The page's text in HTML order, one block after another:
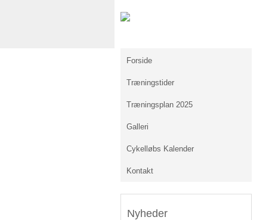
Forside
Træningstider
Træningsplan 2025
Galleri
Cykelløbs Kalender
Kontakt
Nyheder